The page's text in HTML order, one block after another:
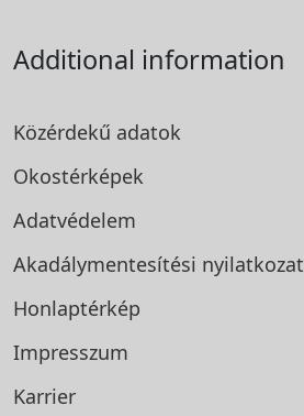
Additional information
Közérdekű adatok
Okostérképek
Adatvédelem
Akadálymentesítési nyilatkozat
Honlaptérkép
Impresszum
Karrier